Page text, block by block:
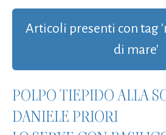
Articoli presenti con tag
di mare'
POLPO TIEPIDO ALLA
DANIELE PRIORI